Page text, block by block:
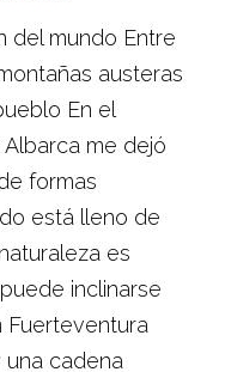
del mundo Entre
austeras
En el
me dejó
formas
está lleno de
es
inclinarse
Fuerteventura
una cadena